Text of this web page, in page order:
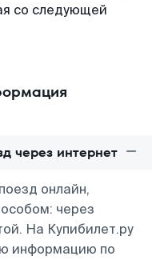
со следующей
через интернет
онлайн,
через
На Купибилет.ру
информацию по